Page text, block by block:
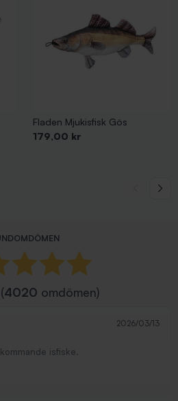
Fladen Mjukisfisk Gös
Pris
179,00 kr
(4020 omdömen)
2026/03/13
isfiske.